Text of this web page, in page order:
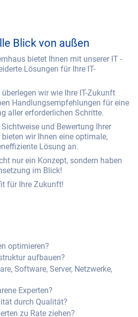
Blick von außen
bietet Ihnen mit unserer IT -
Lösungen für Ihre IT-
wir wie Ihre IT-Zukunft
Handlungsempfehlungen für eine
aller erforderlichen Schritte.
und Bewertung Ihrer
wir Ihnen eine optimale,
Lösung an.
nur ein Konzept, sondern haben
im Blick!
für Ihre Zukunft!
optimieren?
aufbauen?
Software, Server, Netzwerke,
Experten?
durch Qualität?
zu Rate ziehen?